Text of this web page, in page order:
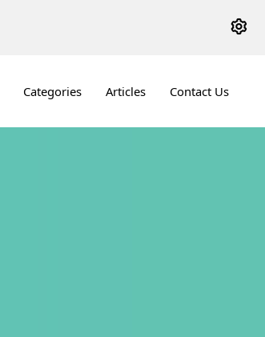
Categories Articles Contact Us